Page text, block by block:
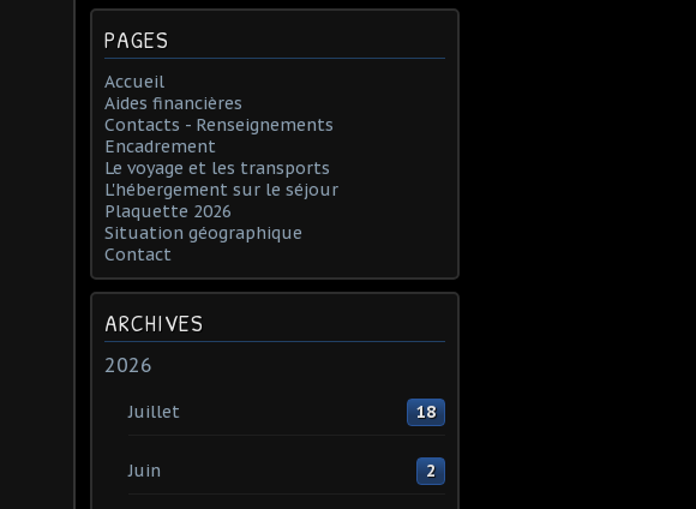
PAGES
Accueil
Aides financières
Contacts - Renseignements
Encadrement
Le voyage et les transports
L'hébergement sur le séjour
Plaquette 2026
Situation géographique
Contact
ARCHIVES
2026
Juillet 18
Juin 2